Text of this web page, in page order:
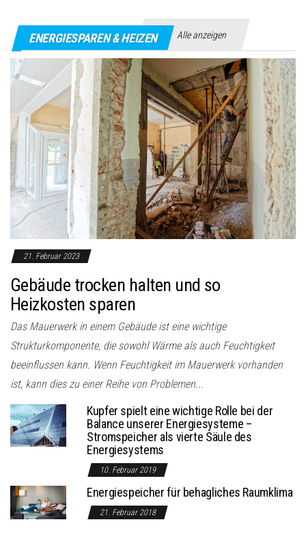
ENERGIESPAREN & HEIZEN Alle anzeigen
21. Februar 2023
Gebäude trocken halten und so
Heizkosten sparen
Das Mauerwerk in einem Gebäude ist eine wichtige
Strukturkomponente, die sowohl Wärme als auch Feuchtigkeit
beeinflussen kann. Wenn Feuchtigkeit im Mauerwerk vorhanden
ist, kann dies zu einer Reihe von Problemen...
Kupfer spielt eine wichtige Rolle bei der
Balance unserer Energiesysteme –
Stromspeicher als vierte Säule des
Energiesystems
10. Februar 2019
Energiespeicher für behagliches Raumklima
21. Februar 2018